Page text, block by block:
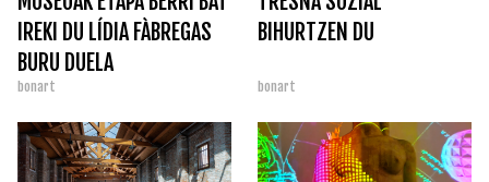
IREKI DU LÍDIA FÀBREGAS
BURU DUELA
bonart
BIHURTZEN DU
bonart